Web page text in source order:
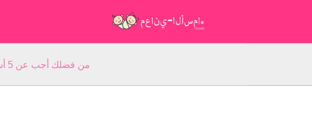
من فضلك أجب عن 5 أسئلة عن اسمك الأول: اسمك هو: